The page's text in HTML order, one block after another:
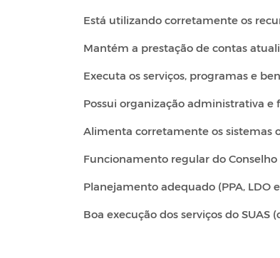
Está utilizando corretamente os
Mantém a prestação de contas
Executa os serviços, programas e
Possui organização administrativa e
Alimenta corretamente os sistemas
Funcionamento regular do
Planejamento adequado (PPA, LDO
Boa execução dos serviços do SUAS